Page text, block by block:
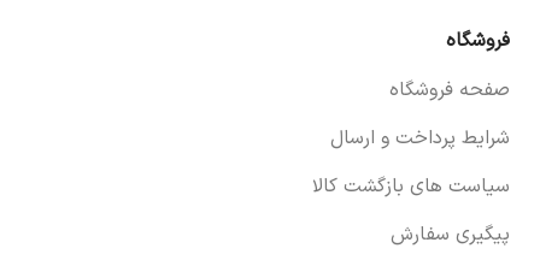
فروشگاه
صفحه فروشگاه
شرایط پرداخت و ارسال
سیاست های بازگشت کالا
پیگیری سفارش